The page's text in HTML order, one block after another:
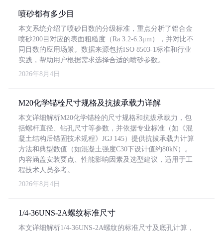
喷砂都有多少目
本文系统介绍了喷砂目数的分级标准，重点分析了铝合金
喷砂200目对应的表面粗糙度（Ra 3.2-6.3μm），并对比不
同目数的应用场景。数据来源包括ISO 8503-1标准和行业
实践，帮助用户根据需求选择合适的喷砂参数。
2026年8月4日
M20化学锚栓尺寸规格及抗拔承载力详解
本文详细解析M20化学锚栓的尺寸规格和抗拔承载力，包
括螺杆直径、钻孔尺寸等参数，并依据专业标准（如《混
凝土结构后锚固技术规程》JGJ 145）提供抗拔承载力计算
方法和典型数值（如混凝土强度C30下设计值约80kN）。
内容涵盖安装要点、性能影响因素及选型建议，适用于工
程技术人员参考。
2026年8月4日
1/4-36UNS-2A螺纹标准尺寸
本文详细解析1/4-36UNS-2A螺纹的标准尺寸及底孔计算，